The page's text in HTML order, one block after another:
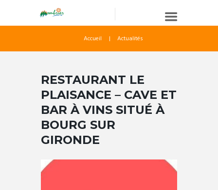
Accueil Actualités
RESTAURANT LE
PLAISANCE – CAVE ET
BAR À VINS SITUÉ À
BOURG SUR
GIRONDE